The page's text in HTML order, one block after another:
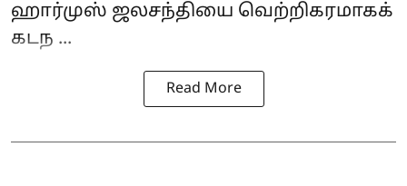
ஹார்முஸ் ஜலசந்தியை வெற்றிகரமாகக்
கடந ...
Read More